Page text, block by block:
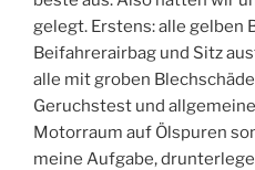
gelegt. Erstens: alle gelben
Beifahrerairbag und Sitz
alle mit groben
Geruchstest und
Motorraum auf Ölspuren
meine Aufgabe,